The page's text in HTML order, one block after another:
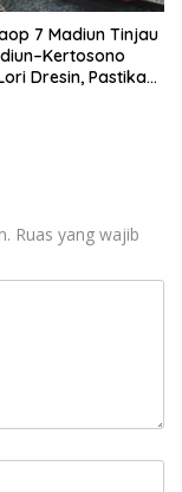
7 Madiun Tinjau
Dresin, Pastikan
Ruas yang wajib